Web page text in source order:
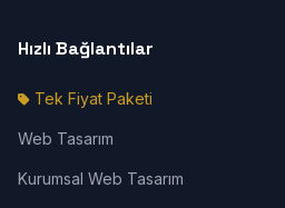
Hızlı Bağlantılar
Tek Fiyat Paketi
Web Tasarım
Kurumsal Web Tasarım